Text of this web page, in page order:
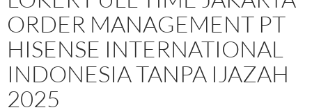
ORDER MANAGEMENT PT
HISENSE INTERNATIONAL
INDONESIA TANPA IJAZAH
2025